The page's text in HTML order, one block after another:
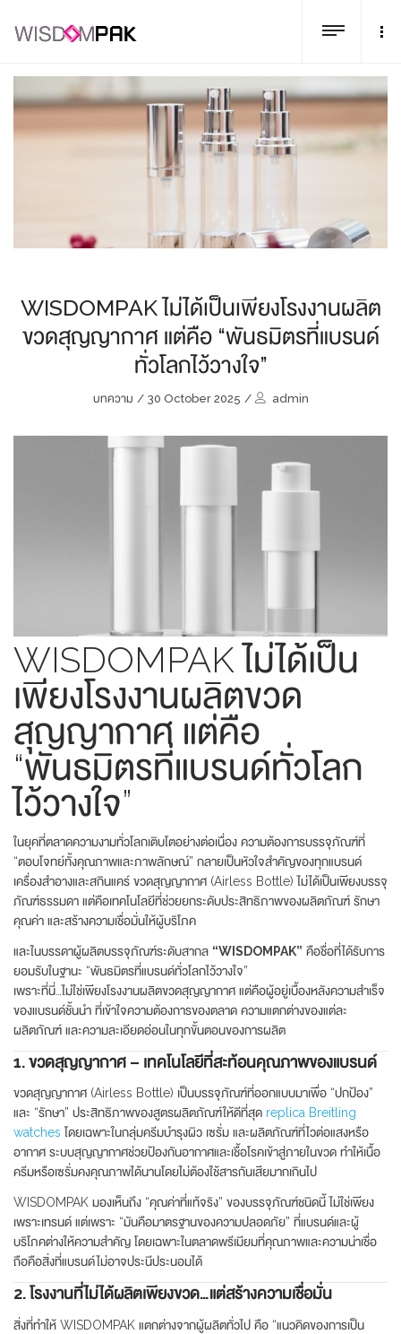
WISDOMPAK ไม่ได้เป็นเพียงโรงงานผลิต
ขวดสุญญากาศ แต่คือ “พันธมิตรที่แบรนด์
ทั่วโลกไว้วางใจ”
บทความ / 30 October 2025 / admin
WISDOMPAK ไม่ได้เป็น
เพียงโรงงานผลิตขวด
สุญญากาศ แต่คือ
“พันธมิตรที่แบรนด์ทั่วโลก
ไว้วางใจ”
ในยุคที่ตลาดความงามทั่วโลกเติบโตอย่างต่อเนื่อง ความต้องการบรรจุภัณฑ์ที่
“ตอบโจทย์ทั้งคุณภาพและภาพลักษณ์” กลายเป็นหัวใจสำคัญของทุกแบรนด์
เครื่องสำอางและสกินแคร์ ขวดสุญญากาศ (Airless Bottle) ไม่ได้เป็นเพียงบรรจุ
ภัณฑ์ธรรมดา แต่คือเทคโนโลยีที่ช่วยยกระดับประสิทธิภาพของผลิตภัณฑ์ รักษา
คุณค่า และสร้างความเชื่อมั่นให้ผู้บริโภค
และในบรรดาผู้ผลิตบรรจุภัณฑ์ระดับสากล “WISDOMPAK” คือชื่อที่ได้รับการ
ยอมรับในฐานะ “พันธมิตรที่แบรนด์ทั่วโลกไว้วางใจ”
เพราะที่นี่…ไม่ใช่เพียงโรงงานผลิตขวดสุญญากาศ แต่คือผู้อยู่เบื้องหลังความสำเร็จ
ของแบรนด์ชั้นนำ ที่เข้าใจความต้องการของตลาด ความแตกต่างของแต่ละ
ผลิตภัณฑ์ และความละเอียดอ่อนในทุกขั้นตอนของการผลิต
1. ขวดสุญญากาศ – เทคโนโลยีที่สะท้อนคุณภาพของแบรนด์
ขวดสุญญากาศ (Airless Bottle) เป็นบรรจุภัณฑ์ที่ออกแบบมาเพื่อ “ปกป้อง”
และ “รักษา” ประสิทธิภาพของสูตรผลิตภัณฑ์ให้ดีที่สุด replica Breitling
watches โดยเฉพาะในกลุ่มครีมบำรุงผิว เซรั่ม และผลิตภัณฑ์ที่ไวต่อแสงหรือ
อากาศ ระบบสุญญากาศช่วยป้องกันอากาศและเชื้อโรคเข้าสู่ภายในขวด ทำให้เนื้อ
ครีมหรือเซรั่มคงคุณภาพได้นานโดยไม่ต้องใช้สารกันเสียมากเกินไป
WISDOMPAK มองเห็นถึง “คุณค่าที่แท้จริง” ของบรรจุภัณฑ์ชนิดนี้ ไม่ใช่เพียง
เพราะเทรนด์ แต่เพราะ “มันคือมาตรฐานของความปลอดภัย” ที่แบรนด์และผู้
บริโภคต่างให้ความสำคัญ โดยเฉพาะในตลาดพรีเมียมที่คุณภาพและความน่าเชื่อ
ถือคือสิ่งที่แบรนด์ไม่อาจประนีประนอมได้
2. โรงงานที่ไม่ได้ผลิตเพียงขวด…แต่สร้างความเชื่อมั่น
สิ่งที่ทำให้ WISDOMPAK แตกต่างจากผู้ผลิตทั่วไป คือ “แนวคิดของการเป็น